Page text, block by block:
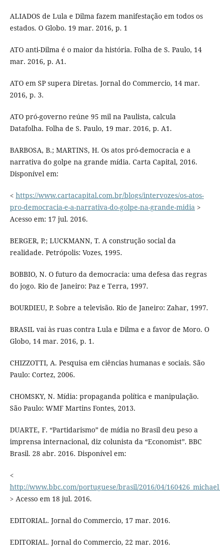
ALIADOS de Lula e Dilma fazem manifestação em todos os
estados. O Globo. 19 mar. 2016, p. 1
ATO anti-Dilma é o maior da história. Folha de S. Paulo, 14
mar. 2016, p. A1.
ATO em SP supera Diretas. Jornal do Commercio, 14 mar.
2016, p. 3.
ATO pró-governo reúne 95 mil na Paulista, calcula
Datafolha. Folha de S. Paulo, 19 mar. 2016, p. A1.
BARBOSA, B.; MARTINS, H. Os atos pró-democracia e a
narrativa do golpe na grande mídia. Carta Capital, 2016.
Disponível em:
< https://www.cartacapital.com.br/blogs/intervozes/os-atos-
pro-democracia-e-a-narrativa-do-golpe-na-grande-midia>
Acesso em: 17 jul. 2016.
BERGER, P.; LUCKMANN, T. A construção social da
realidade. Petrópolis: Vozes, 1995.
BOBBIO, N. O futuro da democracia: uma defesa das regras
do jogo. Rio de Janeiro: Paz e Terra, 1997.
BOURDIEU, P. Sobre a televisão. Rio de Janeiro: Zahar, 1997.
BRASIL vai às ruas contra Lula e Dilma e a favor de Moro. O
Globo, 14 mar. 2016, p. 1.
CHIZZOTTI, A. Pesquisa em ciências humanas e sociais. São
Paulo: Cortez, 2006.
CHOMSKY, N. Mídia: propaganda política e manipulação.
São Paulo: WMF Martins Fontes, 2013.
DUARTE, F. “Partidarismo” de mídia no Brasil deu peso a
imprensa internacional, diz colunista da “Economist”. BBC
Brasil. 28 abr. 2016. Disponível em:
<
http://www.bbc.com/portuguese/brasil/2016/04/
> Acesso em 18 jul. 2016.
EDITORIAL. Jornal do Commercio, 17 mar. 2016.
EDITORIAL. Jornal do Commercio, 22 mar. 2016.